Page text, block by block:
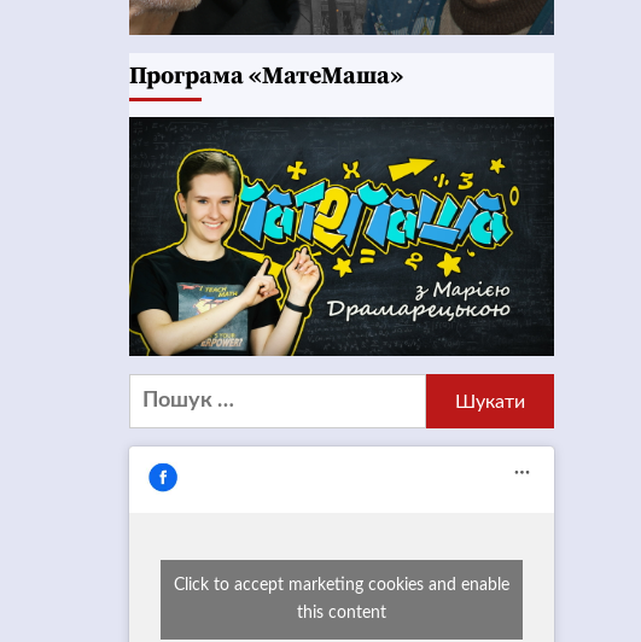
Програма «МатеМаша»
Пошук:
Click to accept marketing cookies and enable
this content